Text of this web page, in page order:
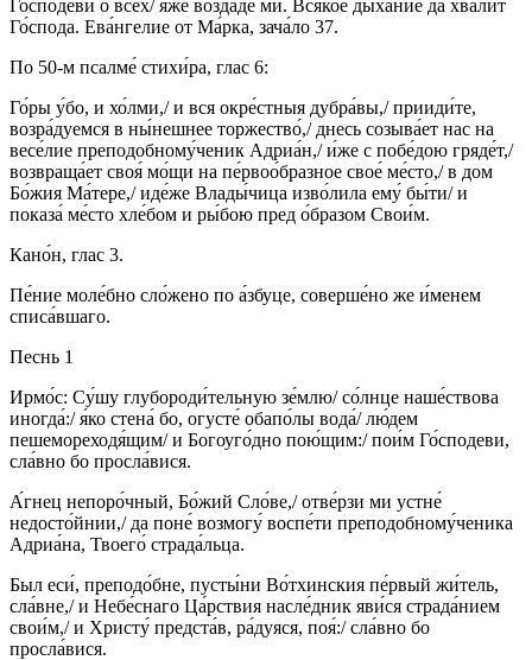
Го́сподеви о всех/ я́же воздаде́ ми. Вся́кое дыха́ние да хва́лит
Го́спода. Ева́нгелие от Ма́рка, зача́ло 37.
По 50-м псалме́ стихи́ра, глас 6:
Го́ры у́бо, и хо́лми,/ и вся окре́стныя дубра́вы,/ прииди́те,
возра́дуемся в ны́нешнее торжество́,/ днесь созыва́ет нас на
весе́лие преподобному́ченик Адриа́н,/ и́же с побе́дою гряде́т,/
возвраща́ет своя́ мо́щи на пе́рвоо́бразное свое́ ме́сто,/ в дом
Бо́жия Ма́тере,/ иде́же Влады́чица изво́лила ему́ бы́ти/ и
показа́ ме́сто хле́бом и ры́бою пред о́бразом Свои́м.
Кано́н, глас 3.
Пе́ние моле́бно сло́жено по а́збуце, соверше́но же и́менем
списа́вшаго.
Песнь 1
Ирмо́с: Су́шу глубороди́тельную зе́млю/ со́лнце наше́ствова
иногда́:/ я́ко стена́ бо, огусте́ обапо́лы вода́/ лю́дем
пешемореходя́щим/ и Богоуго́дно пою́щим:/ пои́м Го́сподеви,
сла́вно бо просла́вися.
А́гнец непоро́чный, Бо́жий Сло́ве,/ отве́рзи ми устне́
недосто́йнии,/ да поне́ возмогу́ воспе́ти преподобному́ченика
Адриа́на, Твоего́ страда́льца.
Был еси́, преподо́бне, пусты́ни Во́тхинския пе́рвый жи́тель,
сла́вне,/ и Небе́снаго Ца́рствия насле́дник яви́ся страда́нием
свои́м,/ и Христу́ предста́в, ра́дуяся, поя́:/ сла́вно бо
просла́вися.